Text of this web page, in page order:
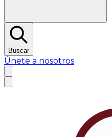
Buscar
Únete a nosotros